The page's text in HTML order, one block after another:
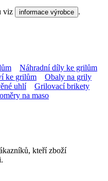
viz informace výrobce .
Náhradní díly ke grilům
ke grilům
Obaly na grily
uhlí
Grilovací brikety
na maso
kteří zboží